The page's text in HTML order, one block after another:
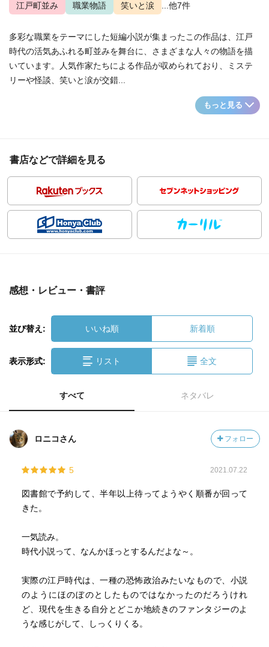
江戸町並み 職業物語 笑いと涙 ...他7件
多彩な職業をテーマにした短編小説が集まったこの作品は、江戸
時代の活気あふれる町並みを舞台に、さまざまな人々の物語を描
いています。人気作家たちによる作品が収められており、ミステ
リーや怪談、笑いと涙が交錯...
もっと見る
書店などで詳細を見る
感想・レビュー・書評
並び替え: いいね順 新着順
表示形式: リスト 全文
すべて ネタバレ
ロニコさん フォロー
5 2021.07.22
図書館で予約して、半年以上待ってようやく順番が回って
きた。
一気読み。
時代小説って、なんかほっとするんだよな～。
実際の江戸時代は、一種の恐怖政治みたいなもので、小説
のようにほのぼのとしたものではなかったのだろうけれ
ど、現代を生きる自分とどこか地続きのファンタジーのよ
うな感じがして、しっくりくる。